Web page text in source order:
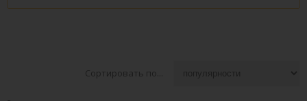
Сортировать по...